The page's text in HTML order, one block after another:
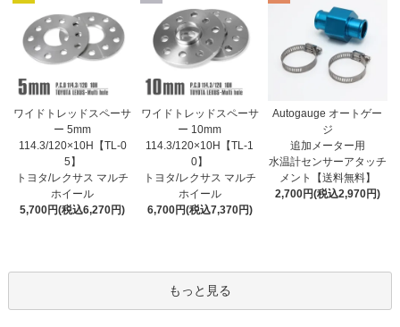
ワイドトレッドスペーサ
ー 5mm
114.3/120×10H【TL-0
5】
トヨタ/レクサス マルチ
ホイール
5,700円(税込6,270円)
ワイドトレッドスペーサ
ー 10mm
114.3/120×10H【TL-1
0】
トヨタ/レクサス マルチ
ホイール
6,700円(税込7,370円)
Autogauge オートゲー
ジ
追加メーター用
水温計センサーアタッチ
メント【送料無料】
2,700円(税込2,970円)
もっと見る